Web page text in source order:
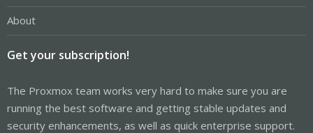
About
Get your subscription!
The Proxmox team works very hard to make sure you are
running the best software and getting stable updates and
security enhancements, as well as quick enterprise support.